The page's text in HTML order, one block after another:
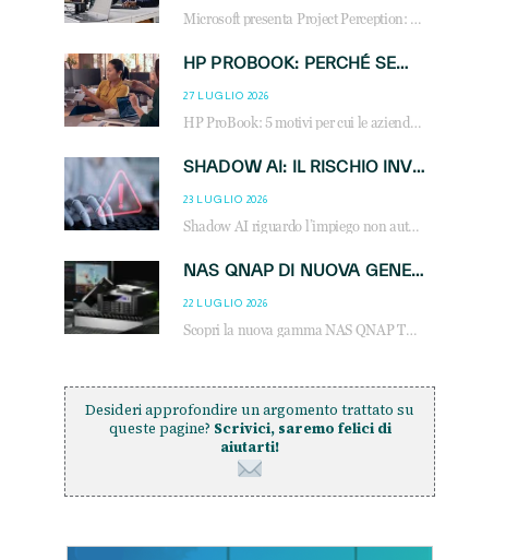
Microsoft presenta Project Perception: scopri come gli agenti AI possono trasformare cybersecurity, SOC e servizi gestiti degli MSP.
HP PROBOOK: PERCHÉ SEMPRE PIÙ AZIENDE SCELGONO NOTEBOOK PROGETTATI PER IL LAVORO MODERNO
27 LUGLIO 2026
HP ProBook: 5 motivi per cui le aziende scelgono i notebook business HP per migliorare produttività, sicurezza e gestione dell’AI.
SHADOW AI: IL RISCHIO INVISIBILE CHE LE AZIENDE POSSONO GOVERNARE
23 LUGLIO 2026
Shadow AI riguardo l’impiego non autorizzato di sistemi AI all’interno dell’azienda. E’ una pratica che si diffonde a partire dai dipendenti fino ai dirigenti e mette a repentaglio la cybersecurity, con costi più elevati per le organizzazioni. Due recenti report illustrano il fenomeno e forniscono dati in merito
NAS QNAP DI NUOVA GENERAZIONE: PIÙ PRESTAZIONI, SCALABILITÀ E PROTEZIONE DEI DATI PER LE INFRASTRUTTURE IT MODERNE
22 LUGLIO 2026
Scopri la nuova gamma NAS QNAP TS-h1465U-RP, TS-h1065eU e TS-h665U: storage aziendale con ZFS, DDR5, E1.S NVMe e connettività 2.5GbE per backup, virtualizzazione e cybersecurity.
Desideri approfondire un argomento trattato su
queste pagine? Scrivici, saremo felici di
aiutarti!